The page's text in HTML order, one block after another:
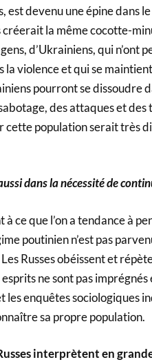
est devenu une épine dans
la même cocotte-
d’Ukrainiens, qui n’ont
violence et qui se
pourront se dissoudre
des attaques et
cette population serait très
dans la nécessité de
ce que l’on a tendance à
poutinien n’est pas
Russes obéissent et
ne sont pas
les enquêtes sociologiques
sa propre population.
interprètent en